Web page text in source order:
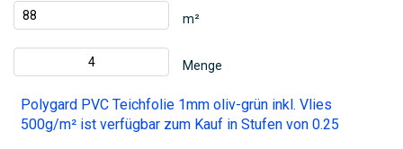
m²
Menge
Polygard PVC Teichfolie 1mm oliv-grün inkl. Vlies
500g/m² ist verfügbar zum Kauf in Stufen von 0.25